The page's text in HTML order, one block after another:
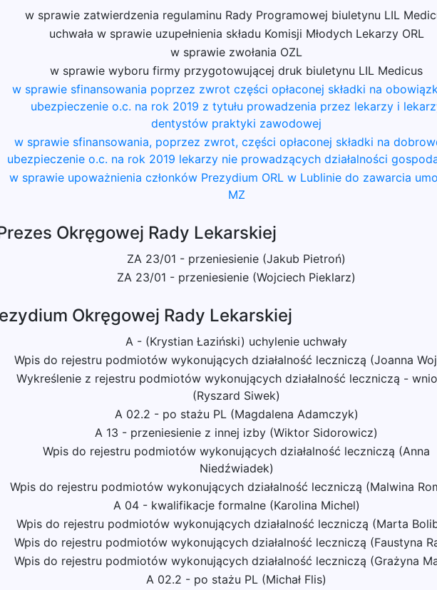
w sprawie zatwierdzenia regulaminu Rady Programowej biuletynu LIL
uchwała w sprawie uzupełnienia składu Komisji Młodych Lekarzy ORL
w sprawie zwołania OZL
w sprawie wyboru firmy przygotowującej druk biuletynu LIL Medicus
w sprawie sfinansowania poprzez zwrot części opłaconej składki na
ubezpieczenie o.c. na rok 2019 z tytułu prowadzenia przez lekarzy i
dentystów praktyki zawodowej
w sprawie sfinansowania, poprzez zwrot, części opłaconej składki na
ubezpieczenie o.c. na rok 2019 lekarzy nie prowadzących działalności
w sprawie upoważnienia członków Prezydium ORL w Lublinie do zawarcia
MZ
Okręgowej Rady Lekarskiej
ZA 23/01 - przeniesienie (Jakub Pietroń)
ZA 23/01 - przeniesienie (Wojciech Pieklarz)
Okręgowej Rady Lekarskiej
A - (Krystian Łaziński) uchylenie uchwały
Wpis do rejestru podmiotów wykonujących działalność leczniczą (Joanna
Wykreślenie z rejestru podmiotów wykonujących działalność leczniczą -
(Ryszard Siwek)
A 02.2 - po stażu PL (Magdalena Adamczyk)
A 13 - przeniesienie z innej izby (Wiktor Sidorowicz)
Wpis do rejestru podmiotów wykonujących działalność leczniczą (Anna
Niedźwiadek)
Wpis do rejestru podmiotów wykonujących działalność leczniczą (Malwina
A 04 - kwalifikacje formalne (Karolina Michel)
Wpis do rejestru podmiotów wykonujących działalność leczniczą (Marta
Wpis do rejestru podmiotów wykonujących działalność leczniczą (Faustyna
Wpis do rejestru podmiotów wykonujących działalność leczniczą (Grażyna
A 02.2 - po stażu PL (Michał Flis)